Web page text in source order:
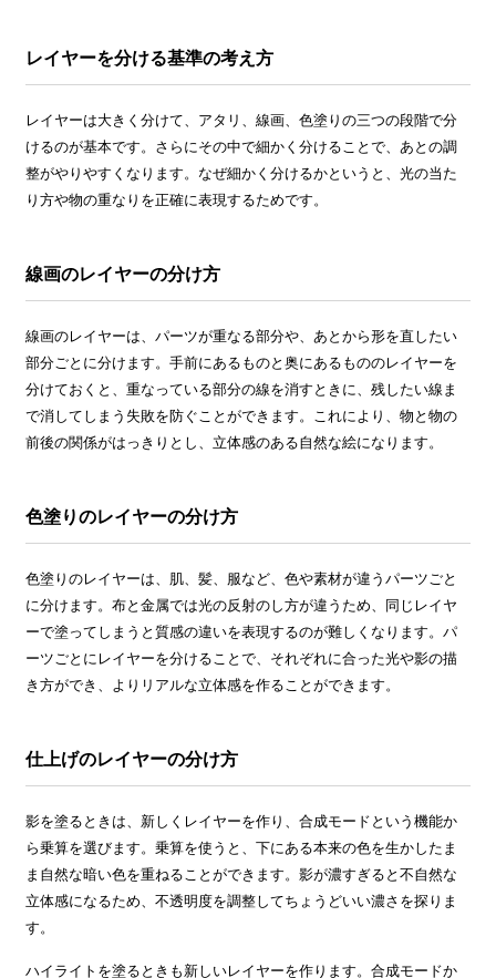
レイヤーを分ける基準の考え方
レイヤーは大きく分けて、アタリ、線画、色塗りの三つの段階で分
けるのが基本です。さらにその中で細かく分けることで、あとの調
整がやりやすくなります。なぜ細かく分けるかというと、光の当た
り方や物の重なりを正確に表現するためです。
線画のレイヤーの分け方
線画のレイヤーは、パーツが重なる部分や、あとから形を直したい
部分ごとに分けます。手前にあるものと奥にあるもののレイヤーを
分けておくと、重なっている部分の線を消すときに、残したい線ま
で消してしまう失敗を防ぐことができます。これにより、物と物の
前後の関係がはっきりとし、立体感のある自然な絵になります。
色塗りのレイヤーの分け方
色塗りのレイヤーは、肌、髪、服など、色や素材が違うパーツごと
に分けます。布と金属では光の反射のし方が違うため、同じレイヤ
ーで塗ってしまうと質感の違いを表現するのが難しくなります。パ
ーツごとにレイヤーを分けることで、それぞれに合った光や影の描
き方ができ、よりリアルな立体感を作ることができます。
仕上げのレイヤーの分け方
影を塗るときは、新しくレイヤーを作り、合成モードという機能か
ら乗算を選びます。乗算を使うと、下にある本来の色を生かしたま
ま自然な暗い色を重ねることができます。影が濃すぎると不自然な
立体感になるため、不透明度を調整してちょうどいい濃さを探りま
す。
ハイライトを塗るときも新しいレイヤーを作ります。合成モードか